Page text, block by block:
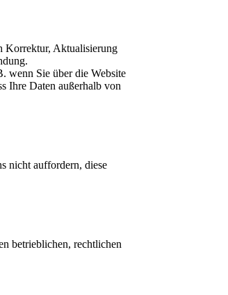
Korrektur, Aktualisierung
wenn Sie über die Website
Ihre Daten außerhalb von
nicht auffordern, diese
betrieblichen, rechtlichen